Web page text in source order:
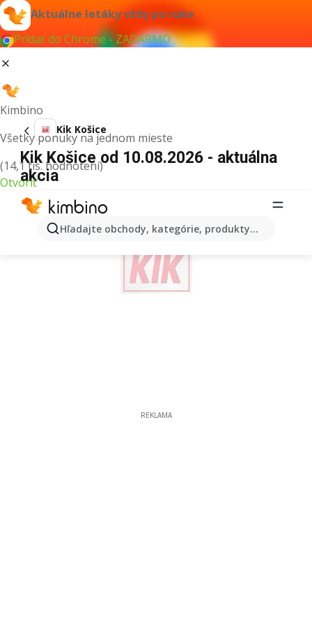
Aktuálne letáky vždy po ruke
Pridať do Chrome - ZADARMO
Kimbino
Všetky ponuky na jednom mieste
(14,1 tis. hodnotení)
Otvoriť
Hľadajte obchody, kategórie, produkty...
Kik Košice
Kik Košice od 10.08.2026 - aktuálna
akcia
REKLAMA